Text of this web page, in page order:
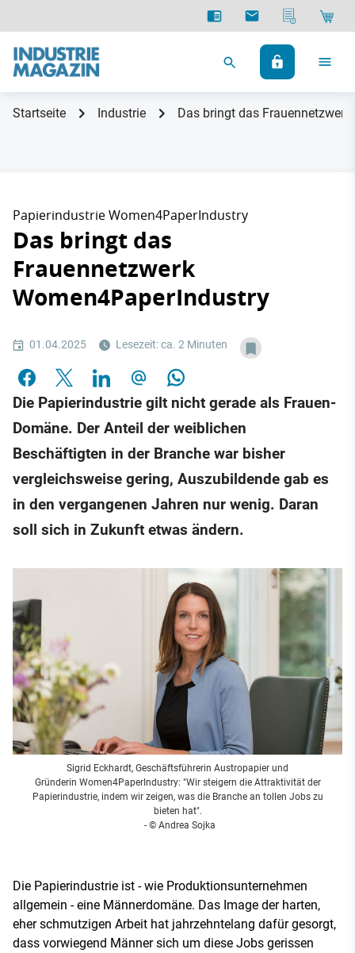
Startseite Industrie Das bringt das
Papierindustrie Women4PaperIndustry
Das bringt das
Frauennetzwerk
Women4PaperIndustry
01.04.2025 Lesezeit: ca. 2 Minuten
Die Papierindustrie gilt nicht gerade als Frauen-
Domäne. Der Anteil der weiblichen
Beschäftigten in der Branche war bisher
vergleichsweise gering, Auszubildende gab es
in den vergangenen Jahren nur wenig. Daran
soll sich in Zukunft etwas ändern.
Sigrid Eckhardt, Geschäftsführerin Austropapier und
Gründerin Women4PaperIndustry: "Wir steigern die Attraktivität der
Papierindustrie, indem wir zeigen, was die Branche an tollen Jobs zu
bieten hat".
- © Andrea Sojka
Die Papierindustrie ist - wie Produktionsunternehmen
allgemein - eine Männerdomäne. Das Image der harten,
eher schmutzigen Arbeit hat jahrzehntelang dafür gesorgt,
dass vorwiegend Männer sich um diese Jobs gerissen